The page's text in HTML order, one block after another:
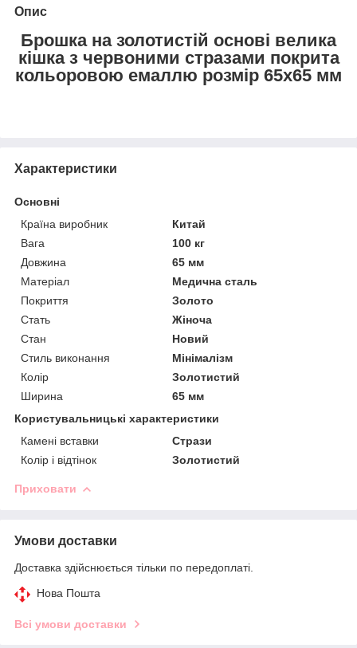
Опис
Брошка на золотистій основі велика
кішка з червоними стразами покрита
кольоровою емаллю розмір 65х65 мм
Характеристики
Основні
Країна виробник
Китай
Вага
100 кг
Довжина
65 мм
Матеріал
Медична сталь
Покриття
Золото
Стать
Жіноча
Стан
Новий
Стиль виконання
Мінімалізм
Колір
Золотистий
Ширина
65 мм
Користувальницькі характеристики
Камені вставки
Стрази
Колір і відтінок
Золотистий
Приховати
Умови доставки
Доставка здійснюється тільки по передоплаті.
Нова Пошта
Всі умови доставки